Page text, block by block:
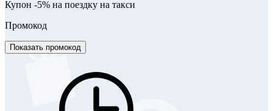
Купон -5% на поездку на такси
Промокод
Показать промокод